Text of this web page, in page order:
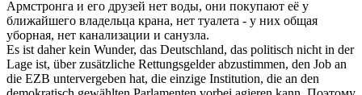
Армстронга и его друзей нет воды, они покупают её у
ближайшего владельца крана, нет туалета - у них общая
уборная, нет канализации и санузла.
Es ist daherkein Wunder, das Deutschland, das politisch nicht in der
Lage ist, über zusätzliche Rettungsgelder abzustimmen, den Job an
die EZB untervergeben hat, die einzige Institution, die an den